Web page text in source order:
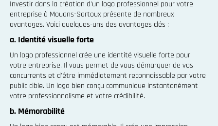
Investir dans la création d'un logo professionnel pour votre
entreprise à Mouans-Sartoux présente de nombreux
avantages. Voici quelques-uns des avantages clés :
a. Identité visuelle forte
Un logo professionnel crée une identité visuelle forte pour
votre entreprise. Il vous permet de vous démarquer de vos
concurrents et d'être immédiatement reconnaissable par votre
public cible. Un logo bien conçu communique instantanément
votre professionnalisme et votre crédibilité.
b. Mémorabilité